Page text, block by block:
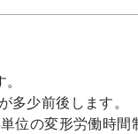
多少前後します。
位の変形労働時